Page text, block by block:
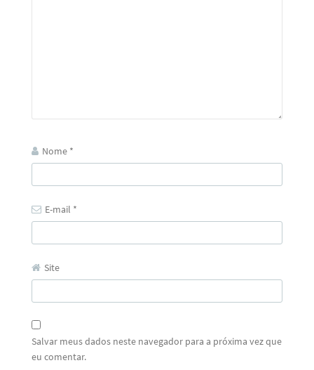
Nome *
E-mail *
Site
Salvar meus dados neste navegador para a próxima vez que
eu comentar.